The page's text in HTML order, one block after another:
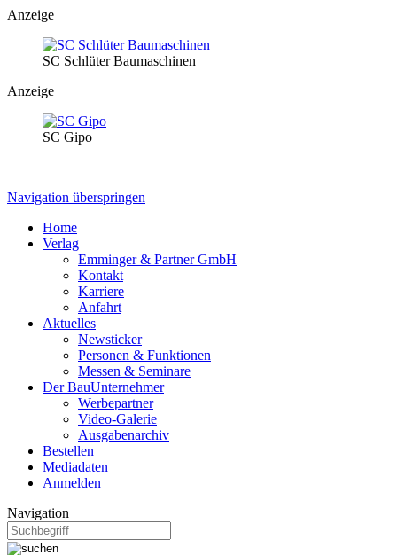
Anzeige
SC Schlüter Baumaschinen
Anzeige
SC Gipo
Navigation überspringen
Home
Verlag
Emminger & Partner GmbH
Kontakt
Karriere
Anfahrt
Aktuelles
Newsticker
Personen & Funktionen
Messen & Seminare
Der BauUnternehmer
Werbepartner
Video-Galerie
Ausgabenarchiv
Bestellen
Mediadaten
Anmelden
Navigation